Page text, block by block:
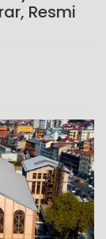
Resmi